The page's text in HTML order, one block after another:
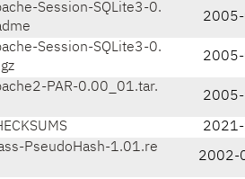
Session-SQLite3-0.
2005-
Session-SQLite3-0.
2005-
PAR-0.00_01.tar.
2005-
2021-
PseudoHash-1.01.re
2002-